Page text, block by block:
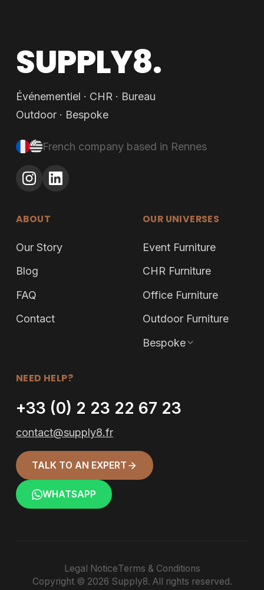
SUPPLY8.
Événementiel · CHR · Bureau
Outdoor · Bespoke
French company based in Rennes
ABOUT
Our Story
Blog
FAQ
Contact
OUR UNIVERSES
Event Furniture
CHR Furniture
Office Furniture
Outdoor Furniture
Bespoke
NEED HELP?
+33 (0) 2 23 22 67 23
contact@supply8.fr
TALK TO AN EXPERT
WHATSAPP
Legal NoticeTerms & Conditions
Copyright © 2026 Supply8. All rights reserved.